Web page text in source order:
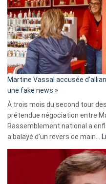
Martine Vassal accusée
une fake news »
À trois mois du second tour
prétendue négociation entre
Rassemblement national a
a balayé d’un revers de main…